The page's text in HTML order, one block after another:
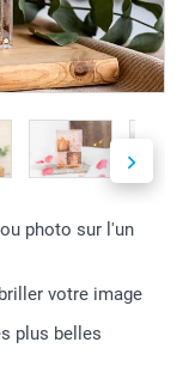
photo sur l'un
votre image
plus belles